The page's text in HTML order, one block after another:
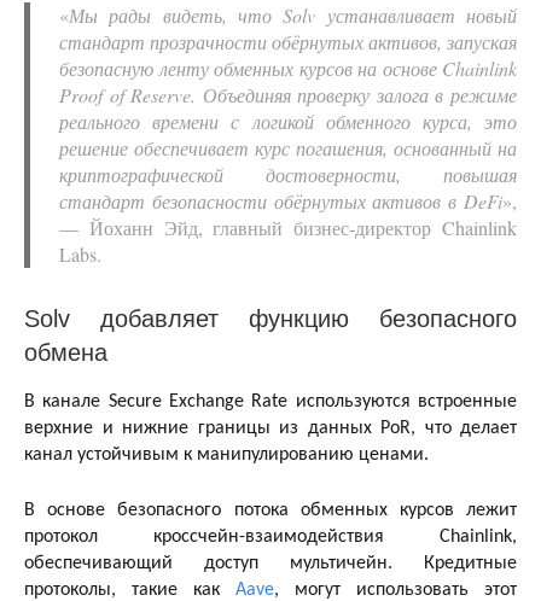
«Мы рады видеть, что Solv устанавливает новый
стандарт прозрачности обёрнутых активов, запуская
безопасную ленту обменных курсов на основе Chainlink
Proof of Reserve. Объединяя проверку залога в режиме
реального времени с логикой обменного курса, это
решение обеспечивает курс погашения, основанный на
криптографической достоверности, повышая
стандарт безопасности обёрнутых активов в DeFi»,
— Йоханн Эйд, главный бизнес-директор Chainlink
Labs.
Solv добавляет функцию безопасного
обмена
В канале Secure Exchange Rate используются встроенные
верхние и нижние границы из данных PoR, что делает
канал устойчивым к манипулированию ценами.
В основе безопасного потока обменных курсов лежит
протокол кроссчейн-взаимодействия Chainlink,
обеспечивающий доступ мультичейн. Кредитные
протоколы, такие как Aave, могут использовать этот